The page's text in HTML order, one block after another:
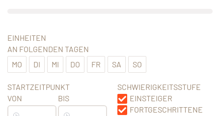
EINHEITEN
AN FOLGENDEN TAGEN
MO
DI MI DO FR SA SO
STARTZEITPUNKT
VON
BIS
SCHWIERIGKEITSSTUFE
EINSTEIGER
FORTGESCHRITTENE